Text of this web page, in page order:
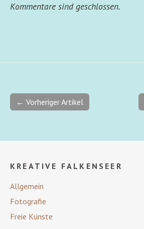
Kommentare sind geschlossen.
← Vorheriger Artikel
KREATIVE FALKENSEER
Allgemein
Fotografie
Freie Künste